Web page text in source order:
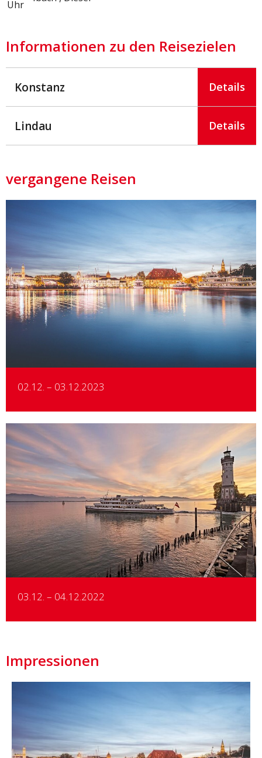
Uhr
Informationen zu den Reisezielen
Konstanz Details
Lindau Details
vergangene Reisen
02.12. – 03.12.2023
Details
03.12. – 04.12.2022
Details
Impressionen